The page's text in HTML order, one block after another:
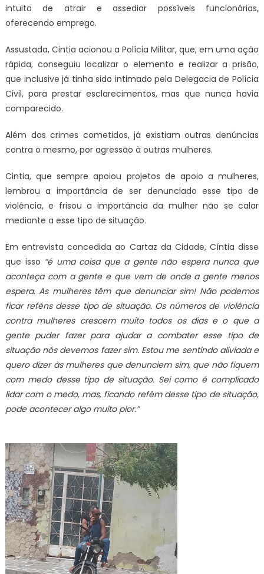
intuito de atrair e assediar possíveis funcionárias,
oferecendo emprego.
Assustada, Cintia acionou a Polícia Militar, que, em uma ação
rápida, conseguiu localizar o elemento e realizar a prisão,
que inclusive já tinha sido intimado pela Delegacia de Polícia
Civil, para prestar esclarecimentos, mas que nunca havia
comparecido.
Além dos crimes cometidos, já existiam outras denúncias
contra o mesmo, por agressão à outras mulheres.
Cintia, que sempre apoiou projetos de apoio a mulheres,
lembrou a importância de ser denunciado esse tipo de
violência, e frisou a importância da mulher não se calar
mediante a esse tipo de situação.
Em entrevista concedida ao Cartaz da Cidade, Cíntia disse
que isso “é uma coisa que a gente não espera nunca que
aconteça com a gente e que vem de onde a gente menos
espera. As mulheres têm que denunciar sim! Não podemos
ficar reféns desse tipo de situação. Os números de violência
contra mulheres crescem muito todos os dias e o que a
gente puder fazer para ajudar a combater esse tipo de
situação nós devemos fazer sim. Estou me sentindo aliviada e
quero dizer às mulheres que denunciem sim, que não fiquem
com medo desse tipo de situação. Sei como é complicado
lidar com o medo, mas, ficando refém desse tipo de situação,
pode acontecer algo muito pior.”